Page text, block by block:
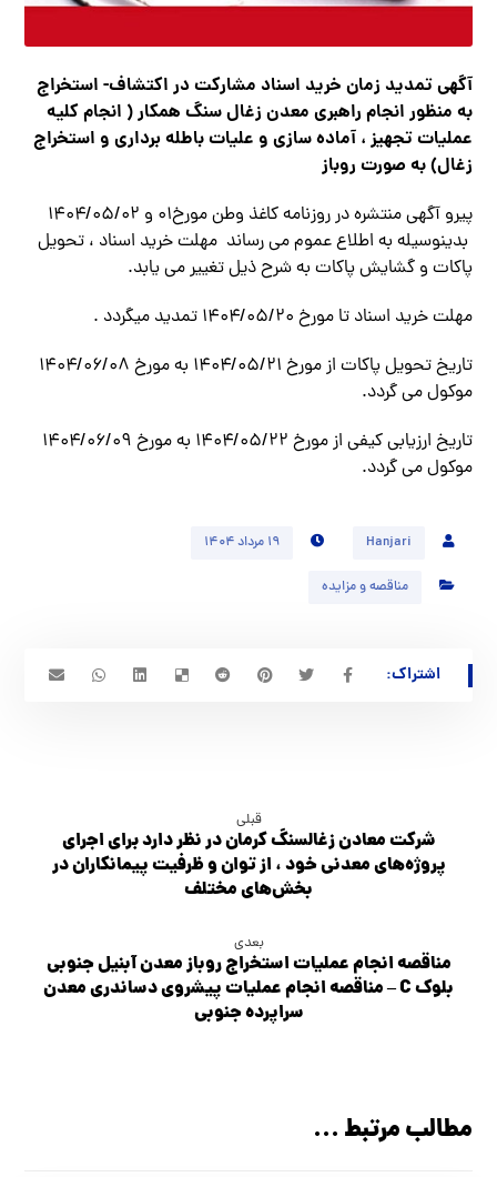
آگهي تمدید زمان خرید اسناد مشارکت در اکتشاف- استخراج
به منظور انجام راهبری معدن زغال سنگ همكار ( انجام کلیه
عملیات تجهیز ، آماده سازی و علیات باطله برداری و استخراج
زغال) به صورت روباز
بدینوسیله به اطلاع عموم می رساند مهلت خرید اسناد ، تحویل
پاکات و گشایش پاکات به شرح ذیل تغییر می یابد.
مهلت خرید اسناد تا مورخ ۱۴۰۴/۰۵/۲۰ تمدید میگردد .
موکول می گردد.
تاریخ ارزيابي كيفي از مورخ ۱۴۰۴/۰۵/۲۲ به مورخ ۱۴۰۴/۰۶/۰۹
موکول می گردد.
Hanjari ۱۹ مرداد ۱۴۰۴
مناقصه و مزایده
قبلی
شرکت معادن زغالسنگ کرمان در نظر دارد برای اجرای
پروژه‌های معدنی خود ، از توان و ظرفیت پیمانکاران در
بخش‌های مختلف
بعدی
مناقصه انجام عملیات استخراج روباز معدن آبنیل جنوبی
بلوک C – مناقصه انجام عملیات پیشروی دساندری معدن
سراپرده جنوبی
مطالب مرتبط ...